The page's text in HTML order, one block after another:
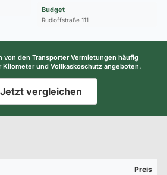
Budget
Rudloffstraße 111
von den Transporter Vermietungen häufig
und Vollkaskoschutz angeboten.
Jetzt vergleichen
Preis